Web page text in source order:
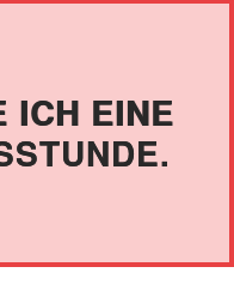
ICH EINE